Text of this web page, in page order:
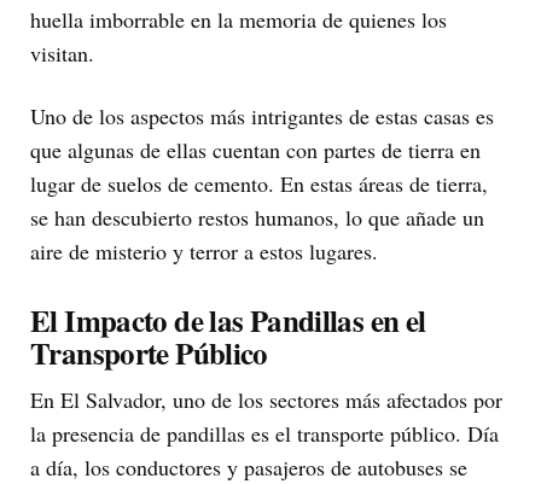
huella imborrable en la memoria de quienes los
visitan.
Uno de los aspectos más intrigantes de estas casas es
que algunas de ellas cuentan con partes de tierra en
lugar de suelos de cemento. En estas áreas de tierra,
se han descubierto restos humanos, lo que añade un
aire de misterio y terror a estos lugares.
El Impacto de las Pandillas en el
Transporte Público
En El Salvador, uno de los sectores más afectados por
la presencia de pandillas es el transporte público. Día
a día, los conductores y pasajeros de autobuses se